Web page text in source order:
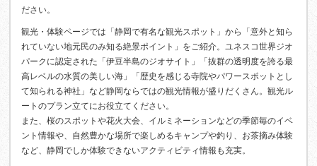
ださい。
観光・体験ページでは「静岡で有名な観光スポット」から「意外と知ら
れていない地元民のみ知る絶景ポイント」をご紹介。ユネスコ世界ジオ
パークに認定された「伊豆半島のジオサイト」「抜群の透明度を誇る最
高レベルの水質の美しい海」「歴史を感じる寺院やパワースポットとし
て知られる神社」など静岡ならではの観光情報が盛りだくさん。観光ル
ートのプラン立てにお役立てください。
また、桜のスポットや花火大会、イルミネーションなどの季節毎のイベ
ント情報や、自然豊かな場所で楽しめるキャンプや釣り、お茶摘み体験
など、静岡でしか体験できないアクティビティ情報も充実。